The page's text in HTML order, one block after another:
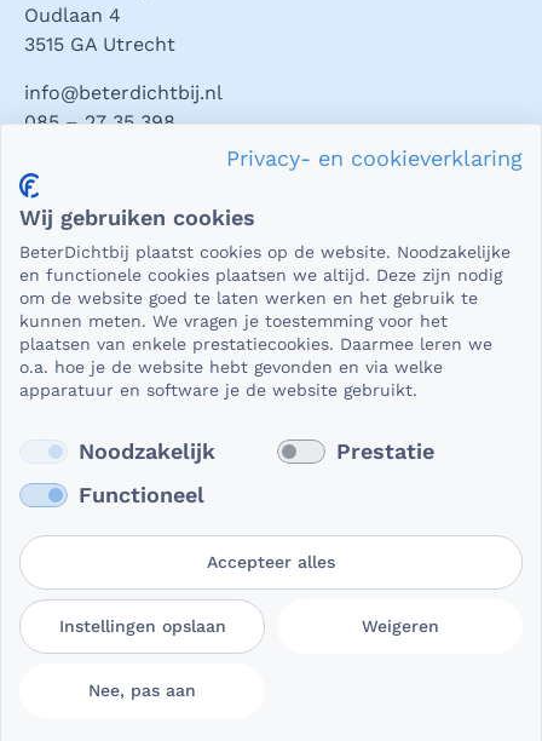
Oudlaan 4
3515 GA Utrecht
info@beterdichtbij.nl
085 – 27 35 398
Privacy en veiligheid
essentieel dat die beveiligd worden uitgewisseld. En dat
die gegevens niet in verkeerde handen vallen. Daar kun je
op rekenen bij BeterDichtbij.
Lees verder
Gebruikersvoorwaarden
Privacy- en
cookieverklaring
Cookievoorkeuren
Privacy- en cookieverklaring
Wij gebruiken cookies
BeterDichtbij plaatst cookies op de website. Noodzakelijke
en functionele cookies plaatsen we altijd. Deze zijn nodig
om de website goed te laten werken en het gebruik te
kunnen meten. We vragen je toestemming voor het
plaatsen van enkele prestatiecookies. Daarmee leren we
o.a. hoe je de website hebt gevonden en via welke
apparatuur en software je de website gebruikt.
Noodzakelijk
Prestatie
Functioneel
Accepteer alles
Instellingen opslaan Weigeren
Nee, pas aan